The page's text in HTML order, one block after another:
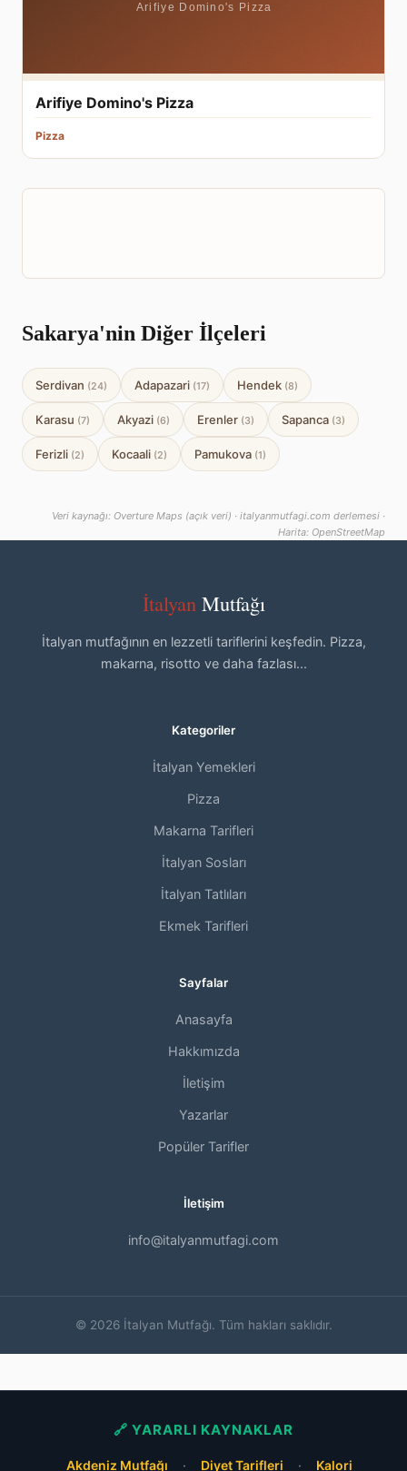
Arifiye Domino's Pizza
Pizza
Sakarya'nin Diğer İlçeleri
Serdivan (24) Adapazari (17) Hendek (8)
Karasu (7) Akyazi (6) Erenler (3) Sapanca (3)
Ferizli (2) Kocaali (2) Pamukova (1)
Veri kaynağı: Overture Maps (açık veri) · italyanmutfagi.com derlemesi ·
Harita: OpenStreetMap
İtalyan Mutfağı
İtalyan mutfağının en lezzetli tariflerini keşfedin. Pizza,
makarna, risotto ve daha fazlası...
Kategoriler
İtalyan Yemekleri
Pizza
Makarna Tarifleri
İtalyan Sosları
İtalyan Tatlıları
Ekmek Tarifleri
Sayfalar
Anasayfa
Hakkımızda
İletişim
Yazarlar
Popüler Tarifler
İletişim
info@italyanmutfagi.com
© 2026 İtalyan Mutfağı. Tüm hakları saklıdır.
🔗 YARARLI KAYNAKLAR
Akdeniz Mutfağı · Diyet Tarifleri · Kalori